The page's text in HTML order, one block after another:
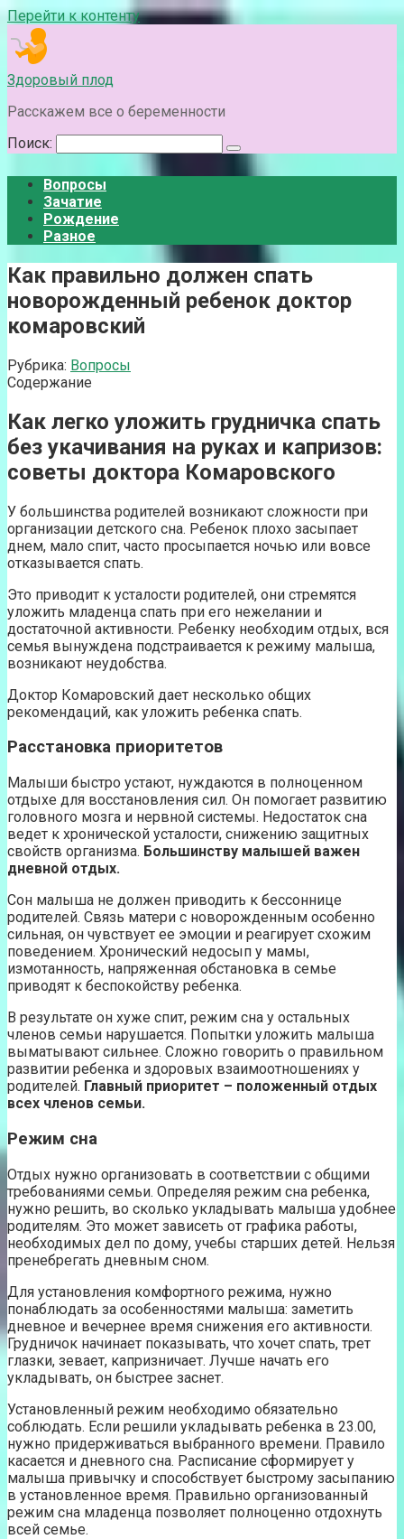
Перейти к контенту
Здоровый плод
Расскажем все о беременности
Поиск:
Вопросы
Зачатие
Рождение
Разное
Как правильно должен спать
новорожденный ребенок доктор
комаровский
Рубрика: Вопросы
Содержание
Как легко уложить грудничка спать
без укачивания на руках и капризов:
советы доктора Комаровского
У большинства родителей возникают сложности при
организации детского сна. Ребенок плохо засыпает
днем, мало спит, часто просыпается ночью или вовсе
отказывается спать.
Это приводит к усталости родителей, они стремятся
уложить младенца спать при его нежелании и
достаточной активности. Ребенку необходим отдых, вся
семья вынуждена подстраивается к режиму малыша,
возникают неудобства.
Доктор Комаровский дает несколько общих
рекомендаций, как уложить ребенка спать.
Расстановка приоритетов
Малыши быстро устают, нуждаются в полноценном
отдыхе для восстановления сил. Он помогает развитию
головного мозга и нервной системы. Недостаток сна
ведет к хронической усталости, снижению защитных
свойств организма. Большинству малышей важен
дневной отдых.
Сон малыша не должен приводить к бессоннице
родителей. Связь матери с новорожденным особенно
сильная, он чувствует ее эмоции и реагирует схожим
поведением. Хронический недосып у мамы,
измотанность, напряженная обстановка в семье
приводят к беспокойству ребенка.
В результате он хуже спит, режим сна у остальных
членов семьи нарушается. Попытки уложить малыша
выматывают сильнее. Сложно говорить о правильном
развитии ребенка и здоровых взаимоотношениях у
родителей. Главный приоритет – положенный отдых
всех членов семьи.
Режим сна
Отдых нужно организовать в соответствии с общими
требованиями семьи. Определяя режим сна ребенка,
нужно решить, во сколько укладывать малыша удобнее
родителям. Это может зависеть от графика работы,
необходимых дел по дому, учебы старших детей. Нельзя
пренебрегать дневным сном.
Для установления комфортного режима, нужно
понаблюдать за особенностями малыша: заметить
дневное и вечернее время снижения его активности.
Грудничок начинает показывать, что хочет спать, трет
глазки, зевает, капризничает. Лучше начать его
укладывать, он быстрее заснет.
Установленный режим необходимо обязательно
соблюдать. Если решили укладывать ребенка в 23.00,
нужно придерживаться выбранного времени. Правило
касается и дневного сна. Расписание сформирует у
малыша привычку и способствует быстрому засыпанию
в установленное время. Правильно организованный
режим сна младенца позволяет полноценно отдохнуть
всей семье.